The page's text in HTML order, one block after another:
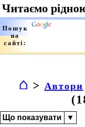
⌂ > Автори
Що показувати ▼